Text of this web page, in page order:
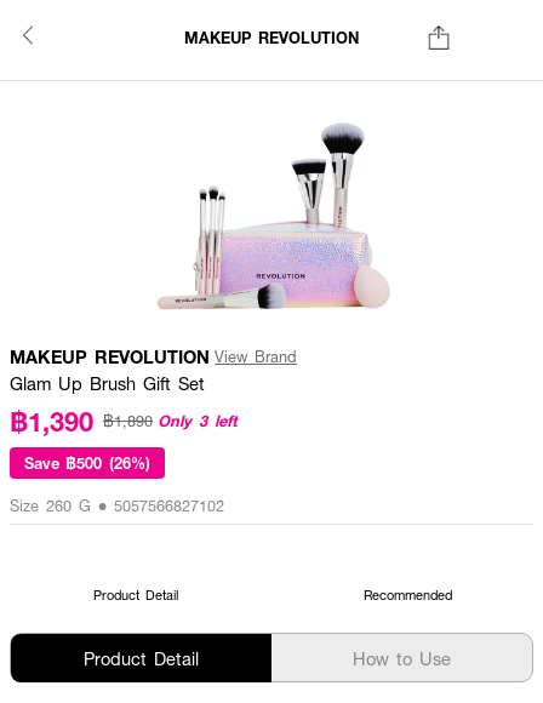
MAKEUP REVOLUTION
MAKEUP REVOLUTION View Brand
Glam Up Brush Gift Set
฿1,390 ฿1,890 Only 3 left
Save ฿500 (26%)
Size 260 G • 5057566827102
Product Detail Recommended
Product Detail How to Use